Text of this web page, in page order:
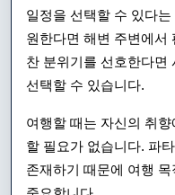
일정을 선택할 수 있다
원한다면 해변 주변에서
찬 분위기를 선호한다면
선택할 수 있습니다.
여행할 때는 자신의 취
할 필요가 없습니다. 파
존재하기 때문에 여행